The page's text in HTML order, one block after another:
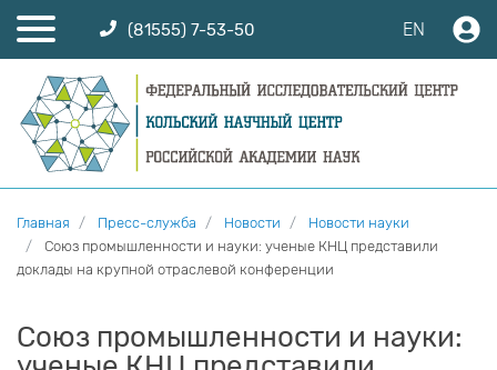
(81555) 7-53-50 EN
Главная Пресс-служба Новости
Новости науки
Союз промышленности и науки: ученые КНЦ представили
доклады на крупной отраслевой конференции
Союз промышленности и науки: